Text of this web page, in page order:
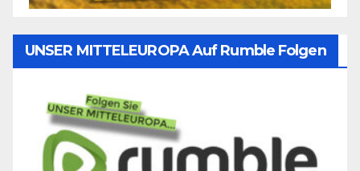
UNSER MITTELEUROPA Auf Rumble Folgen